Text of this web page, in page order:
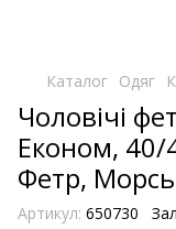
Каталог Одяг
Чоловічі
Економ, 40/
Фетр,
Артикул: 650730